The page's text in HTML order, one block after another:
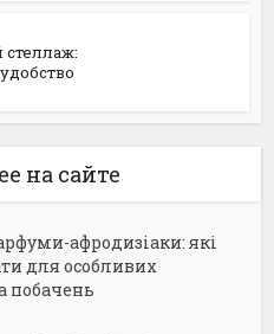
на сайте
афродизіаки: які
для особливих
побачень